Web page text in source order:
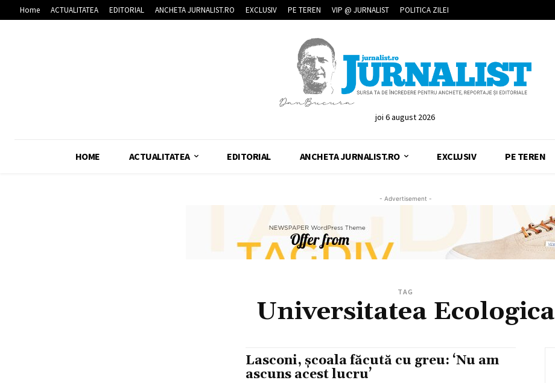
Home ACTUALITATEA EDITORIAL ANCHETA JURNALIST.RO EXCLUSIV PE TEREN VIP @ JURNALIST POLITICA ZILEI
joi 6 august 2026
HOME ACTUALITATEA EDITORIAL ANCHETA JURNALIST.RO EXCLUSIV PE TEREN
- Advertisement -
TAG
Universitatea Ecologica
Lasconi, școala făcută cu greu: ‘Nu am
ascuns acest lucru’